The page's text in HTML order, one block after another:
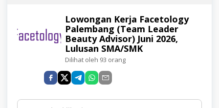
Lowongan Kerja Facetology
Palembang (Team Leader
Beauty Advisor) Juni 2026,
Lulusan SMA/SMK
Dilihat oleh 93 orang